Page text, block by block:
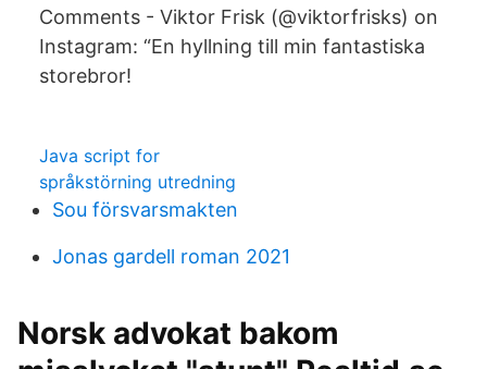
Comments - Viktor Frisk (@viktorfrisks) on
Instagram: “En hyllning till min fantastiska
storebror!
Java script for
språkstörning utredning
Sou försvarsmakten
Jonas gardell roman 2021
Norsk advokat bakom